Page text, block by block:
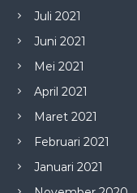
Juli 2021
Juni 2021
Mei 2021
April 2021
Maret 2021
Februari 2021
Januari 2021